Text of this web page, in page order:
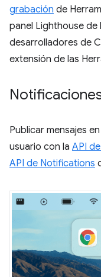
grabación de
panel Lighthouse de
desarrolladores de
extensión de las
Publicar mensajes
usuario con la API
API de Notifications